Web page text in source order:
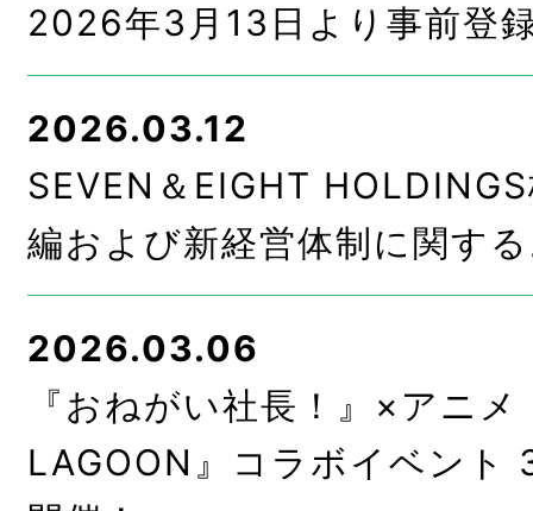
2026年3月13日より事前登
2026.03.12
SEVEN＆EIGHT
編および新経営体制に関す
2026.03.06
『おねがい社長！』×アニ
LAGOON』コラボイベント